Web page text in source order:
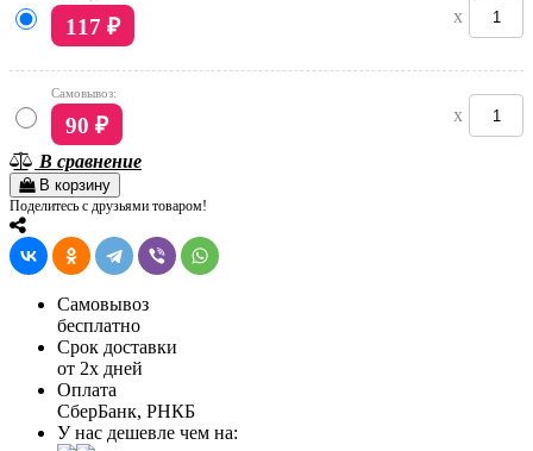
117 ₽ x
Самовывоз:
90 ₽ x
В сравнение
В корзину
Поделитесь с друзьями товаром!
Самовывоз
бесплатно
Срок доставки
от 2х дней
Оплата
СберБанк, РНКБ
У нас дешевле чем на: